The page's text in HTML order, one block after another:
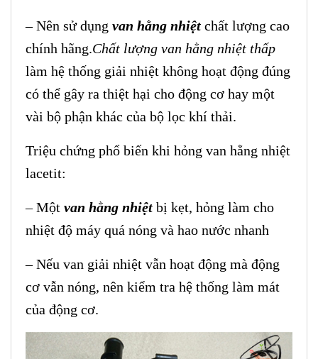
– Nên sử dụng van hằng nhiệt chất lượng cao
chính hãng.Chất lượng van hằng nhiệt thấp
làm hệ thống giải nhiệt không hoạt động đúng
có thể gây ra thiệt hại cho động cơ hay một
vài bộ phận khác của bộ lọc khí thải.
Triệu chứng phổ biến khi hỏng van hằng nhiệt
lacetit:
– Một van hằng nhiệt bị kẹt, hỏng làm cho
nhiệt độ máy quá nóng và hao nước nhanh
– Nếu van giải nhiệt vẫn hoạt động mà động
cơ vẫn nóng, nên kiểm tra hệ thống làm mát
của động cơ.